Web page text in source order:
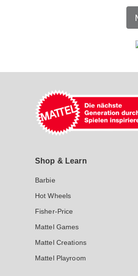
Unternehmen vertrieben werden.
Generationen dazu, den Zauber